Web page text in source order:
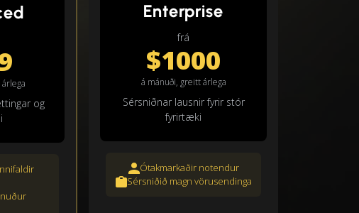
og
Enterprise
frá
$1000
á mánuði, greitt árlega
Sérsniðnar lausnir fyrir stór
fyrirtæki
Ótakmarkaðir notendur
Sérsniðið magn vörusendinga